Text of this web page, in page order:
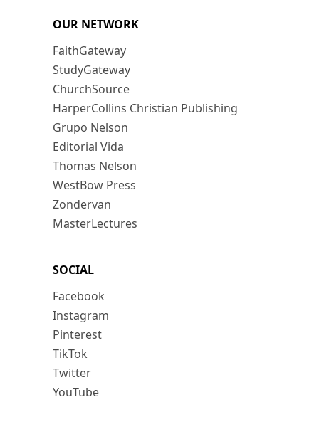
OUR NETWORK
FaithGateway
StudyGateway
ChurchSource
HarperCollins Christian Publishing
Grupo Nelson
Editorial Vida
Thomas Nelson
WestBow Press
Zondervan
MasterLectures
SOCIAL
Facebook
Instagram
Pinterest
TikTok
Twitter
YouTube